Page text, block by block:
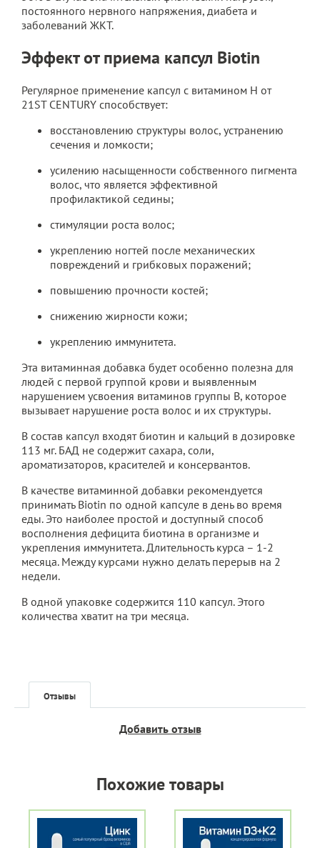
постоянного нервного напряжения, диабета и
заболеваний ЖКТ.
Эффект от приема капсул Biotin
Регулярное применение капсул с витамином H от
21ST CENTURY способствует:
восстановлению структуры волос, устранению
сечения и ломкости;
усилению насыщенности собственного пигмента
волос, что является эффективной
профилактикой седины;
стимуляции роста волос;
укреплению ногтей после механических
повреждений и грибковых поражений;
повышению прочности костей;
снижению жирности кожи;
укреплению иммунитета.
Эта витаминная добавка будет особенно полезна для
людей с первой группой крови и выявленным
нарушением усвоения витаминов группы B, которое
вызывает нарушение роста волос и их структуры.
В состав капсул входят биотин и кальций в дозировке
113 мг. БАД не содержит сахара, соли,
ароматизаторов, красителей и консервантов.
В качестве витаминной добавки рекомендуется
принимать Biotin по одной капсуле в день во время
еды. Это наиболее простой и доступный способ
восполнения дефицита биотина в организме и
укрепления иммунитета. Длительность курса – 1-2
месяца. Между курсами нужно делать перерыв на 2
недели.
В одной упаковке содержится 110 капсул. Этого
количества хватит на три месяца.
Отзывы
Добавить отзыв
Похожие товары